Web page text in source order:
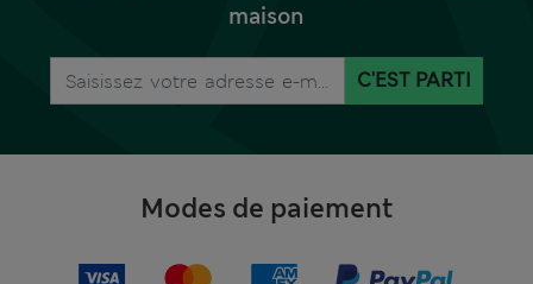
maison
C'EST PARTI
Modes de paiement